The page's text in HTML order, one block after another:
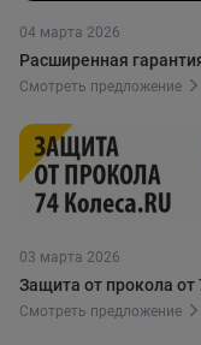
04 марта 2026
Расширенная
Смотреть предложение
03 марта 2026
Защита от прокола от
Смотреть предложение